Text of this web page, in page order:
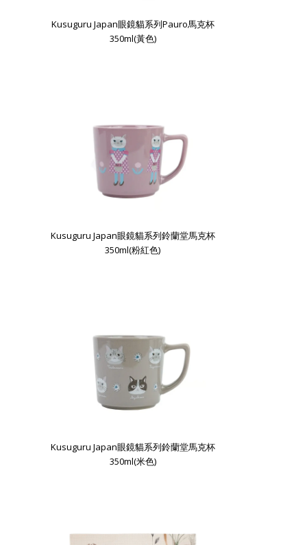
Kusuguru Japan眼鏡貓系列Pauro馬克杯
350ml(黃色)
Kusuguru Japan眼鏡貓系列鈴蘭堂馬克杯
350ml(粉紅色)
Kusuguru Japan眼鏡貓系列鈴蘭堂馬克杯
350ml(米色)